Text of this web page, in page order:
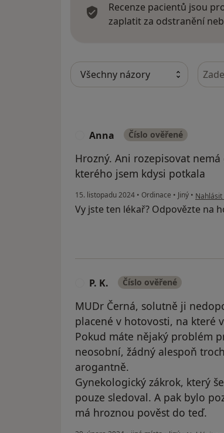
Recenze pacientů jsou
zaplatit za odstranění
Anna Číslo ověřené
Hrozný. Ani rozepisovat
kterého jsem kdysi potkala
15. listopadu 2024 • Ordinace • Jiný • podle
Vy jste ten lékař? Odpovězte na
P. K. Číslo ověřené
MUDr Černá, solutně ji
placené v hotovosti, na které
Pokud máte nějaký problém
neosobní, žádný alespoň
arogantně.
Gynekologický zákrok, který
pouze sledoval. A pak bylo
má hroznou pověst do teď.